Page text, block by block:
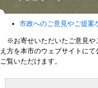
市政へのご意見やご提案
※お寄せいただいたご意見や
え方を本市のウェブサイトに
ご覧いただけます。